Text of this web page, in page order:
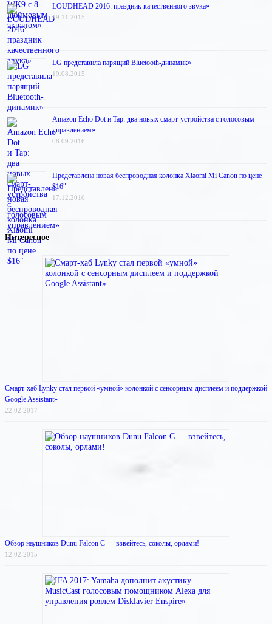
LOUDHEAD 2016: праздник качественного звука»
19.11.2015
LG представила парящий Bluetooth-динамик»
19.08.2015
Amazon Echo Dot и Tap: два новых смарт-устройства с голосовым
управлением»
08.09.2016
Представлена новая беспроводная колонка Xiaomi Mi Canon по цене
$16″
17.12.2016
Интересное
Смарт-хаб Lynky стал первой «умной» колонкой с сенсорным дисплеем и поддержкой
Google Assistant»
22.02.2017
Обзор наушников Dunu Falcon C — взвейтесь, соколы, орлами!
12.02.2015